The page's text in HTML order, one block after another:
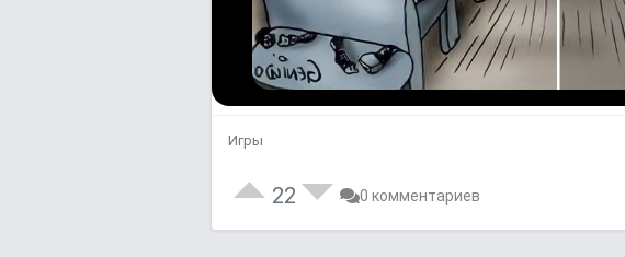
Игры
22 0 комментариев